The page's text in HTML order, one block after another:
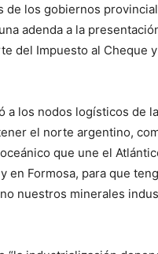
de los gobiernos
adenda a la
del Impuesto al Cheque
a los nodos logísticos de
el norte argentino,
que une el
en Formosa, para que
nuestros minerales